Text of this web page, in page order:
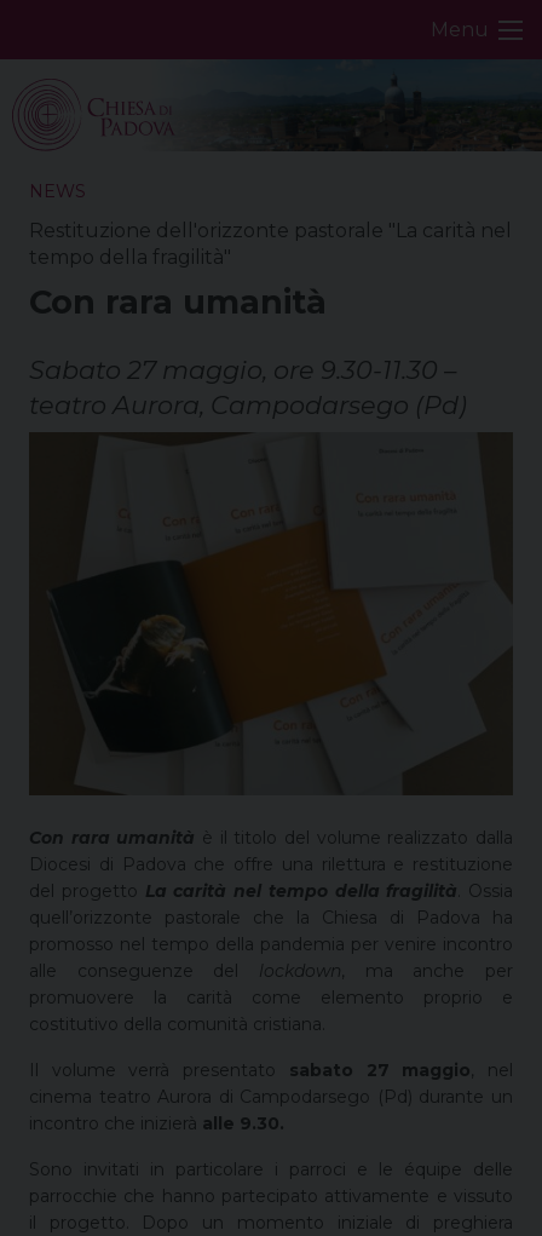
Menu
NEWS
Restituzione dell'orizzonte pastorale "La carità nel
tempo della fragilità"
Con rara umanità
Sabato 27 maggio, ore 9.30-11.30 –
teatro Aurora, Campodarsego (Pd)
Con rara umanità è il titolo del volume realizzato dalla
Diocesi di Padova che offre una rilettura e restituzione
del progetto La carità nel tempo della fragilità . Ossia
quell’orizzonte pastorale che la Chiesa di Padova ha
promosso nel tempo della pandemia per venire incontro
alle conseguenze del lockdown, ma anche per
promuovere la carità come elemento proprio e
costitutivo della comunità cristiana.
Il volume verrà presentato sabato 27 maggio, nel
cinema teatro Aurora di Campodarsego (Pd) durante un
incontro che inizierà alle 9.30.
Sono invitati in particolare i parroci e le équipe delle
parrocchie che hanno partecipato attivamente e vissuto
il progetto. Dopo un momento iniziale di preghiera